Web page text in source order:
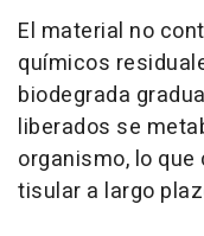
El material no
químicos
biodegrada
liberados se
organismo, lo
tisular a largo